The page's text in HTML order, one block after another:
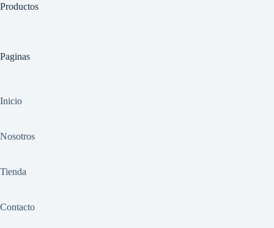
Productos
Paginas
Inicio
Nosotros
Tienda
Contacto